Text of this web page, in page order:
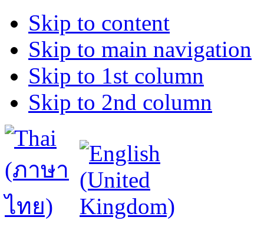
Skip to content
Skip to main navigation
Skip to 1st column
Skip to 2nd column